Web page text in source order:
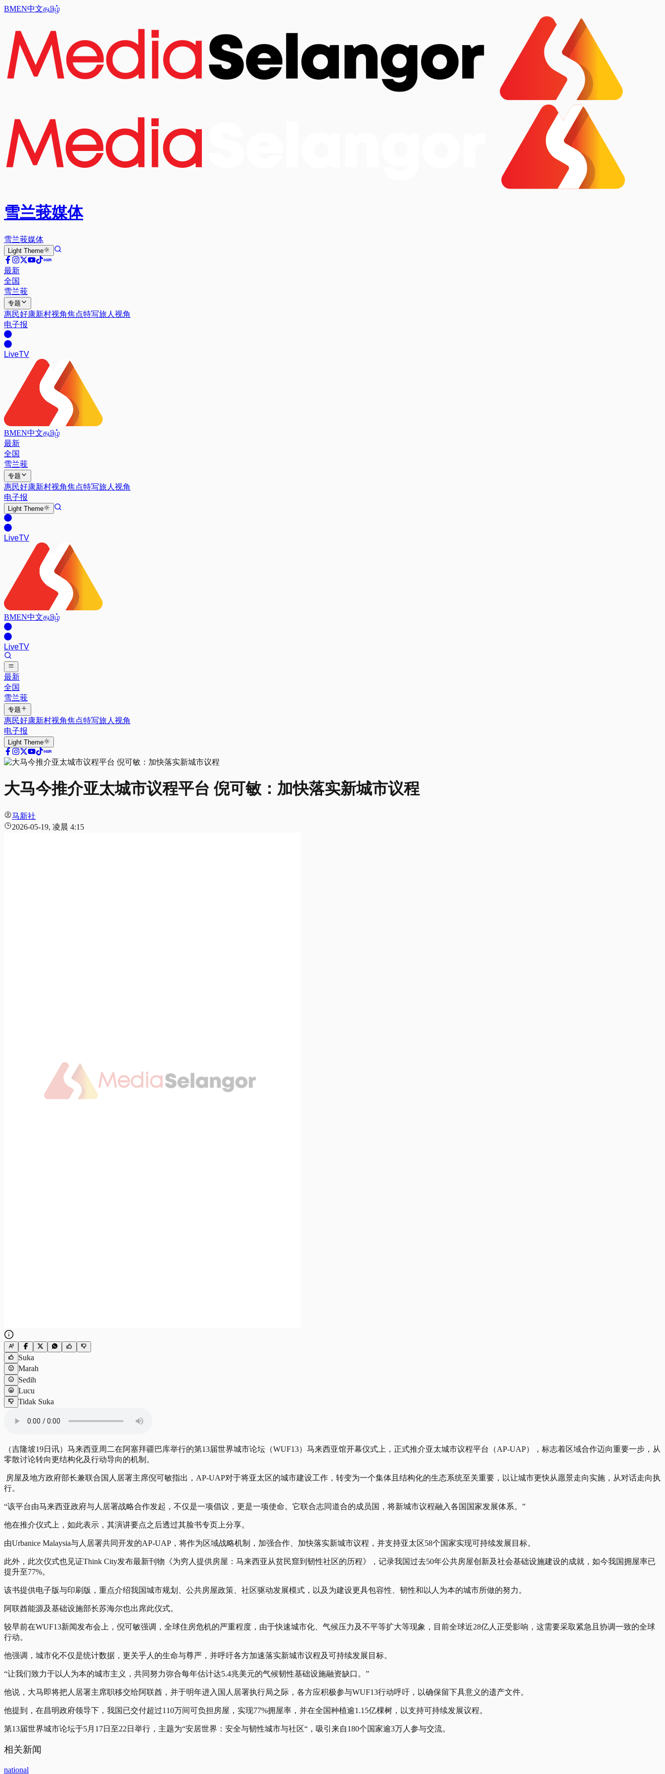
BMEN中文தமிழ்
雪兰莪媒体
雪兰莪媒体
Light Theme
最新
全国
雪兰莪
专题
惠民好康新村视角焦点特写旅人视角
电子报
LiveTV
BMEN中文தமிழ்
最新
全国
雪兰莪
专题
惠民好康新村视角焦点特写旅人视角
电子报
Light Theme
LiveTV
BMEN中文தமிழ்
LiveTV
最新
全国
雪兰莪
专题
惠民好康新村视角焦点特写旅人视角
电子报
Light Theme
大马今推介亚太城市议程平台 倪可敏：加快落实新城市议程
马新社
2026-05-19, 凌晨 4:15
Suka
Marah
Sedih
Lucu
Tidak Suka
（吉隆坡19日讯）马来西亚周二在阿塞拜疆巴库举行的第13届世界城市论坛（WUF13）马来西亚馆开幕仪式上，正式推介亚太城市议程平台（AP-UAP），标志着区域合作迈向重要一步，从
零散讨论转向更结构化及行动导向的机制。
房屋及地方政府部长兼联合国人居署主席倪可敏指出，AP-UAP对于将亚太区的城市建设工作，转变为一个集体且结构化的生态系统至关重要，以让城市更快从愿景走向实施，从对话走向执
行。
“该平台由马来西亚政府与人居署战略合作发起，不仅是一项倡议，更是一项使命。它联合志同道合的成员国，将新城市议程融入各国国家发展体系。”
他在推介仪式上，如此表示，其演讲要点之后透过其脸书专页上分享。
由Urbanice Malaysia与人居署共同开发的AP-UAP，将作为区域战略机制，加强合作、加快落实新城市议程，并支持亚太区58个国家实现可持续发展目标。
此外，此次仪式也见证Think City发布最新刊物《为穷人提供房屋：马来西亚从贫民窟到韧性社区的历程》，记录我国过去50年公共房屋创新及社会基础设施建设的成就，如今我国拥屋率已
提升至77%。
该书提供电子版与印刷版，重点介绍我国城市规划、公共房屋政策、社区驱动发展模式，以及为建设更具包容性、韧性和以人为本的城市所做的努力。
阿联酋能源及基础设施部长苏海尔也出席此仪式。
较早前在WUF13新闻发布会上，倪可敏强调，全球住房危机的严重程度，由于快速城市化、气候压力及不平等扩大等现象，目前全球近28亿人正受影响，这需要采取紧急且协调一致的全球
行动。
他强调，城市化不仅是统计数据，更关乎人的生命与尊严，并呼吁各方加速落实新城市议程及可持续发展目标。
“让我们致力于以人为本的城市主义，共同努力弥合每年估计达5.4兆美元的气候韧性基础设施融资缺口。”
他说，大马即将把人居署主席职移交给阿联酋，并于明年进入国人居署执行局之际，各方应积极参与WUF13行动呼吁，以确保留下具意义的遗产文件。
他提到，在昌明政府领导下，我国已交付超过110万间可负担房屋，实现77%拥屋率，并在全国种植逾1.15亿棵树，以支持可持续发展议程。
第13届世界城市论坛于5月17日至22日举行，主题为“安居世界：安全与韧性城市与社区“，吸引来自180个国家逾3万人参与交流。
相关新闻
national